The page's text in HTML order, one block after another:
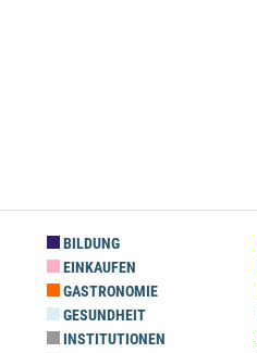
BILDUNG
EINKAUFEN
GASTRONOMIE
GESUNDHEIT
INSTITUTIONEN